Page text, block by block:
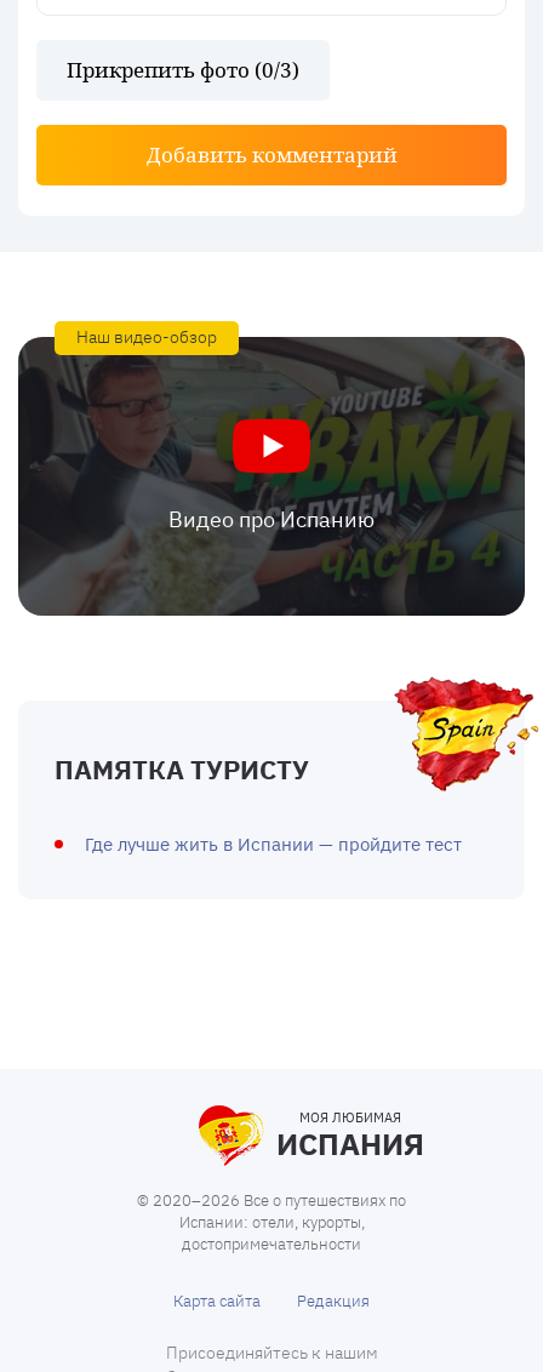
Прикрепить фото (0/3)
Добавить комментарий
Наш видео-обзор
Видео про Испанию
ПАМЯТКА ТУРИСТУ
Где лучше жить в Испании — пройдите тест
МОЯ ЛЮБИМАЯ
ИСПАНИЯ
© 2020–2026 Все о путешествиях по
Испании: отели, курорты,
достопримечательности
Карта сайта Редакция
Присоединяйтесь к нашим